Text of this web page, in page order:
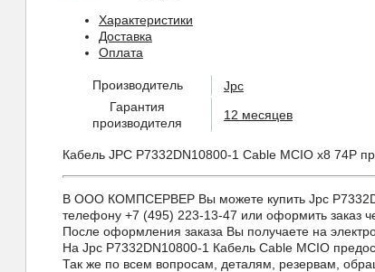
Характеристики
Доставка
Оплата
Производитель
Jpc
Гарантия
производителя
12 месяцев
Кабель JPC P7332DN10800-1 Cable MCIO x8 74P
В ООО КОМПСЕРВЕР Вы можете купить Jpc
телефону +7 (495) 223-13-47 или оформить заказ
После оформления заказа Вы получаете на
На Jpc P7332DN10800-1 Кабель Cable MCIO
Так же по всем вопросам, деталям, резервам,